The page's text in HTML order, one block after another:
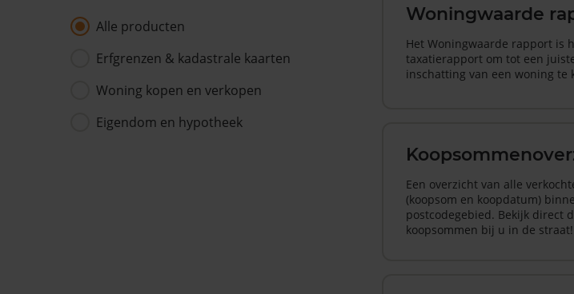
Alle producten
Erfgrenzen & kadastrale kaarten
Woning kopen en verkopen
Eigendom en hypotheek
Woningwaarde
Het Woningwaarde rapport is
taxatierapport om tot een
inschatting van een woning te
Een overzicht van alle
(koopsom en koopdatum)
postcodegebied. Bekijk direct
koopsommen bij u in de straat!